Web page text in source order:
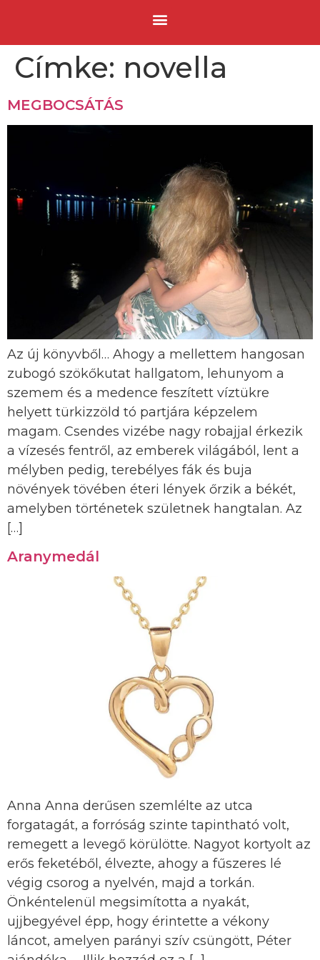
Címke: novella
MEGBOCSÁTÁS
Az új könyvből… Ahogy a mellettem hangosan
zubogó szökőkutat hallgatom, lehunyom a
szemem és a medence feszített víztükre
helyett türkizzöld tó partjára képzelem
magam. Csendes vizébe nagy robajjal érkezik
a vízesés fentről, az emberek világából, lent a
mélyben pedig, terebélyes fák és buja
növények tövében éteri lények őrzik a békét,
amelyben történetek születnek hangtalan. Az
[…]
Aranymedál
Anna Anna derűsen szemlélte az utca
forgatagát, a forróság szinte tapintható volt,
remegett a levegő körülötte. Nagyot kortyolt az
erős feketéből, élvezte, ahogy a fűszeres lé
végig csorog a nyelvén, majd a torkán.
Önkéntelenül megsimította a nyakát,
ujjbegyével épp, hogy érintette a vékony
láncot, amelyen parányi szív csüngött, Péter